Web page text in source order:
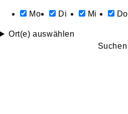
Mo Di Mi Do
Ort(e) auswählen
Suchen